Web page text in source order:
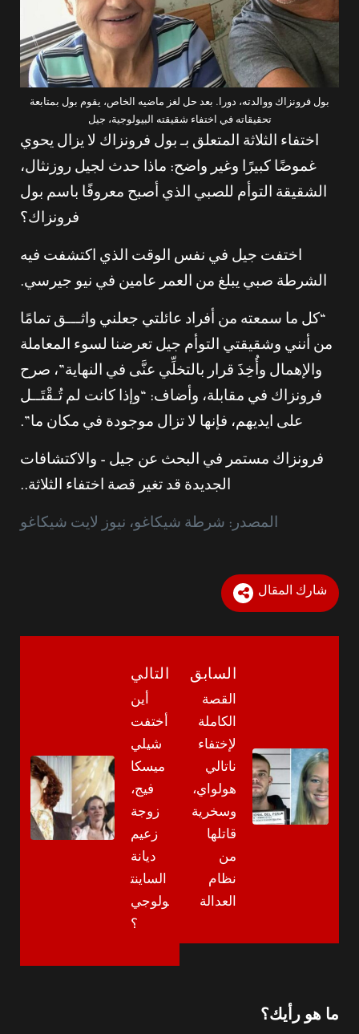
بول فرونزاك ووالدته، دورا. بعد حل لغز ماضيه الخاص، يقوم بول بمتابعة
تحقيقاته في اختفاء شقيقته البيولوجية، جيل
اختفاء الثلاثة المتعلق بـ بول فرونزاك لا يزال يحوي
غموضًا كبيرًا وغير واضح: ماذا حدث لجيل روزنثال،
الشقيقة التوأم للصبي الذي أصبح معروفًا باسم بول
فرونزاك؟
اختفت جيل في نفس الوقت الذي اكتشفت فيه
الشرطة صبي يبلغ من العمر عامين في نيو جيرسي.
“كل ما سمعته من أفراد عائلتي جعلني واثـــق تمامًا
من أنني وشقيقتي التوأم جيل تعرضنا لسوء المعاملة
والإهمال وأُخِذَ قرار بالتخلِّي عنَّى في النهاية”، صرح
فرونزاك في مقابلة، وأضاف: “وإذا كانت لم تُـقْتَــل
على ايديهم، فإنها لا تزال موجودة في مكان ما”.
فرونزاك مستمر في البحث عن جيل – والاكتشافات
الجديدة قد تغير قصة اختفاء الثلاثة..
المصدر: شرطة شيكاغو، نيوز لايت شيكاغو
شارك المقال
السابق
القصة
الكاملة
لإختفاء
ناتالي
هولواي،
وسخرية
قاتلها
من
نظام
العدالة
التالي
أين
أختفت
شيلي
ميسكا
فيج،
زوجة
زعيم
ديانة
الساينت
ولوجي
؟
ما هو رأيك؟